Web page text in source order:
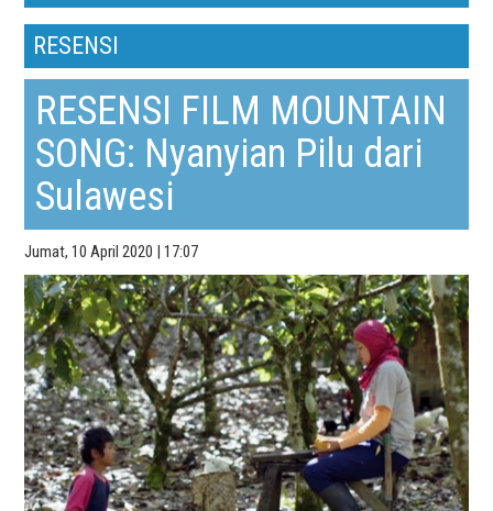
RESENSI
RESENSI FILM MOUNTAIN
SONG: Nyanyian Pilu dari
Sulawesi
Jumat, 10 April 2020 | 17:07